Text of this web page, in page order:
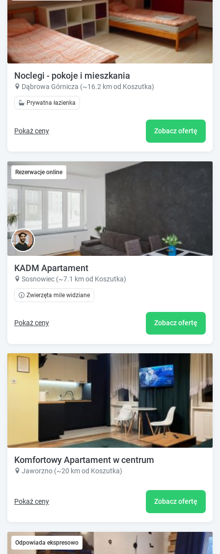
Noclegi - pokoje i mieszkania
Dąbrowa Górnicza (~16.2 km od Koszutka)
Prywatna łazienka
Pokaż ceny Zobacz ofertę
Rezerwacje online
KADM Apartament
Sosnowiec (~7.1 km od Koszutka)
Zwierzęta mile widziane
Pokaż ceny Zobacz ofertę
Komfortowy Apartament w centrum
Jaworzno (~20 km od Koszutka)
Pokaż ceny Zobacz ofertę
Odpowiada ekspresowo